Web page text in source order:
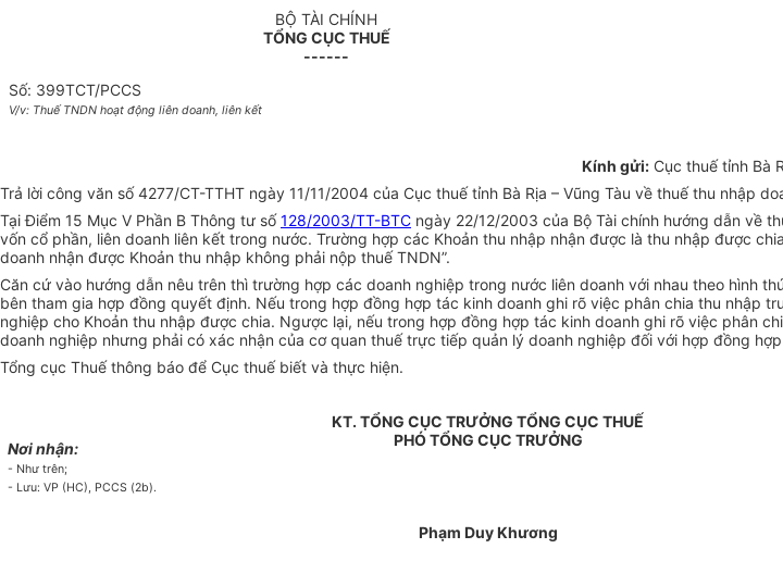
BỘ TÀI CHÍNH
TỔNG CỤC THUẾ
------
Số: 399TCT/PCCS
V/v: Thuế TNDN hoạt động liên doanh, liên kết
Kính gửi:Cục thuế tỉnh Bà
Trả lời công văn số 4277/CT-TTHT ngày 11/11/2004 của Cục thuế tỉnh Bà Rịa – Vũng Tàu về thuế thu nhập
Tại Điểm 15 Mục V Phần B Thông tư số128/2003/TT-BTC ngày 22/12/2003 của Bộ Tài chính hướng dẫn về
vốn cổ phần, liên doanh liên kết trong nước. Trường hợp các Khoản thu nhập nhận được là thu nhập được
doanh nhận được Khoản thu nhập không phải nộp thuế TNDN”.
Căn cứ vào hướng dẫn nêu trên thì trường hợp các doanh nghiệp trong nước liên doanh với nhau theo hình
bên tham gia hợp đồng quyết định. Nếu trong hợp đồng hợp tác kinh doanh ghi rõ việc phân chia thu nhập
nghiệp cho Khoản thu nhập được chia. Ngược lại, nếu trong hợp đồng hợp tác kinh doanh ghi rõ việc phân
doanh nghiệp nhưng phải có xác nhận của cơ quan thuế trực tiếp quản lý doanh nghiệp đối với hợp đồng
Tổng cục Thuế thông báo để Cục thuế biết và thực hiện.
Nơi nhận:
- Như trên;
- Lưu: VP (HC), PCCS (2b).
KT. TỔNG CỤC TRƯỞNG TỔNG CỤC THUẾ
PHÓ TỔNG CỤC TRƯỞNG
Phạm Duy Khương